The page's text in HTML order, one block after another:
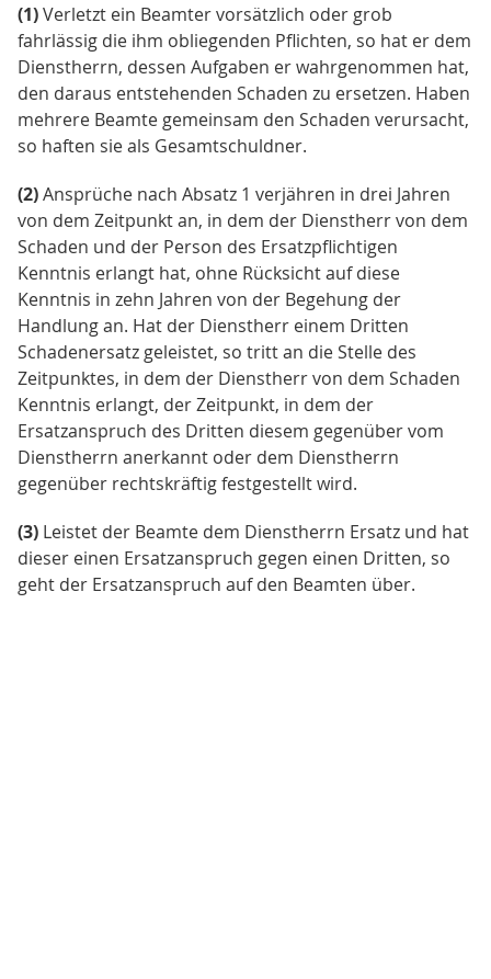
(1)Verletzt ein Beamter vorsätzlich oder grob
fahrlässig die ihm obliegenden Pflichten, so hat er dem
Dienstherrn, dessen Aufgaben er wahrgenommen hat,
den daraus entstehenden Schaden zu ersetzen. Haben
mehrere Beamte gemeinsam den Schaden verursacht,
so haften sie als Gesamtschuldner.
(2)Ansprüche nach Absatz 1 verjähren in drei Jahren
von dem Zeitpunkt an, in dem der Dienstherr von dem
Schaden und der Person des Ersatzpflichtigen
Kenntnis erlangt hat, ohne Rücksicht auf diese
Kenntnis in zehn Jahren von der Begehung der
Handlung an. Hat der Dienstherr einem Dritten
Schadenersatz geleistet, so tritt an die Stelle des
Zeitpunktes, in dem der Dienstherr von dem Schaden
Kenntnis erlangt, der Zeitpunkt, in dem der
Ersatzanspruch des Dritten diesem gegenüber vom
Dienstherrn anerkannt oder dem Dienstherrn
gegenüber rechtskräftig festgestellt wird.
(3) Leistet der Beamte dem Dienstherrn Ersatz und hat
dieser einen Ersatzanspruch gegen einen Dritten, so
geht der Ersatzanspruch auf den Beamten über.